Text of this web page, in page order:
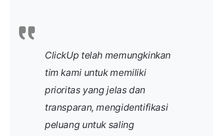
ClickUp telah memungkinkan
tim kami untuk memiliki
prioritas yang jelas dan
transparan, mengidentifikasi
peluang untuk saling